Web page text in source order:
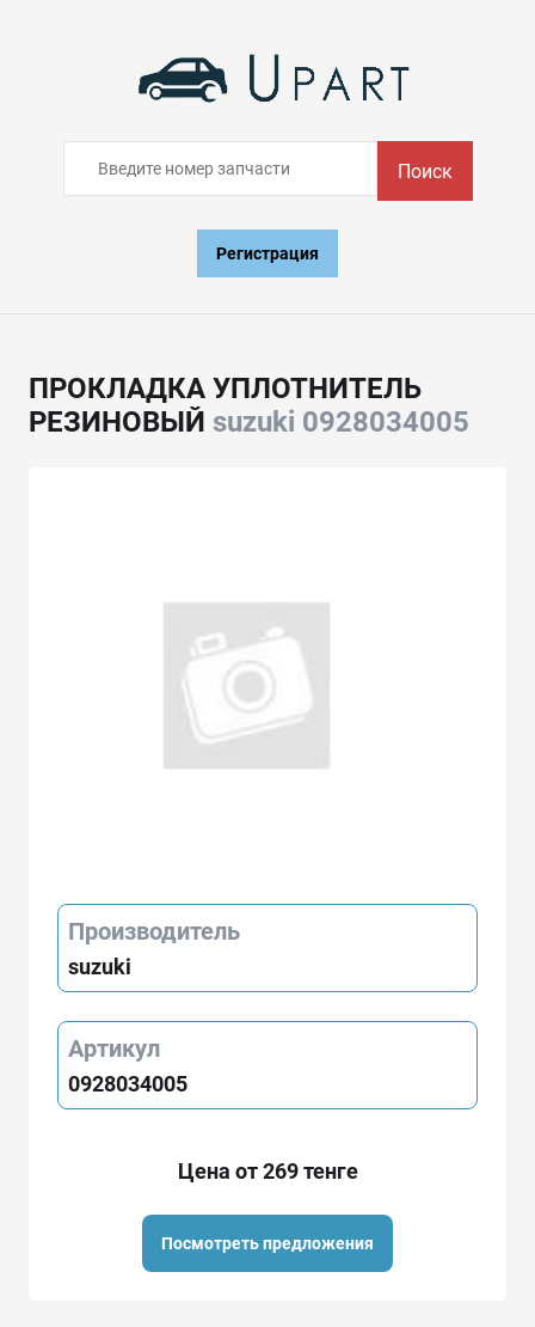
Поиск
Регистрация
ПРОКЛАДКА УПЛОТНИТЕЛЬ
РЕЗИНОВЫЙ suzuki 0928034005
Производитель
suzuki
Артикул
0928034005
Цена от 269 тенге
Посмотреть предложения